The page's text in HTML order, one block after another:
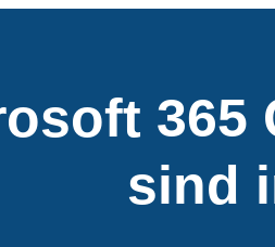
365
sind